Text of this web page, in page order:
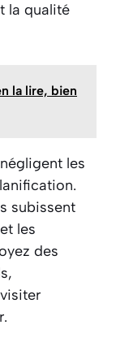
la qualité
la lire, bien
les
subissent
les
des